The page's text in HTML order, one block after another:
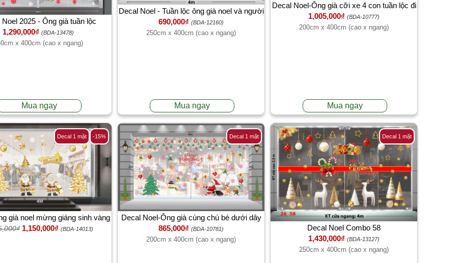
Noel 2025 - Ông già tuần lộc
1,290,000₫ (BDA-13478)
x 400cm (cao x ngang)
Mua ngay
Decal Noel - Tuần lộc ông già noel và người
tuyết vui vẽ
690,000₫ (BDA-12160)
250cm x 400cm (cao x ngang)
Mua ngay
Decal Noel-Ông già cỡi xe 4 con tuần lộc đi
phát quà
1,005,000₫ (BDA-10777)
200cm x 400cm (cao x ngang)
Mua ngay
Decal 1 mặt -15%
già noel mừng giáng sinh vàng
2025
1,150,000₫ (BDA-14013)
Decal 1 mặt
Decal Noel-Ông già cùng chú bé dưới dây
treo quả châu sắc màu
865,000₫ (BDA-10781)
200cm x 400cm (cao x ngang)
Decal 1 mặt
Decal Noel Combo 58
1,430,000₫ (BDA-13127)
250cm x 400cm (cao x ngang)